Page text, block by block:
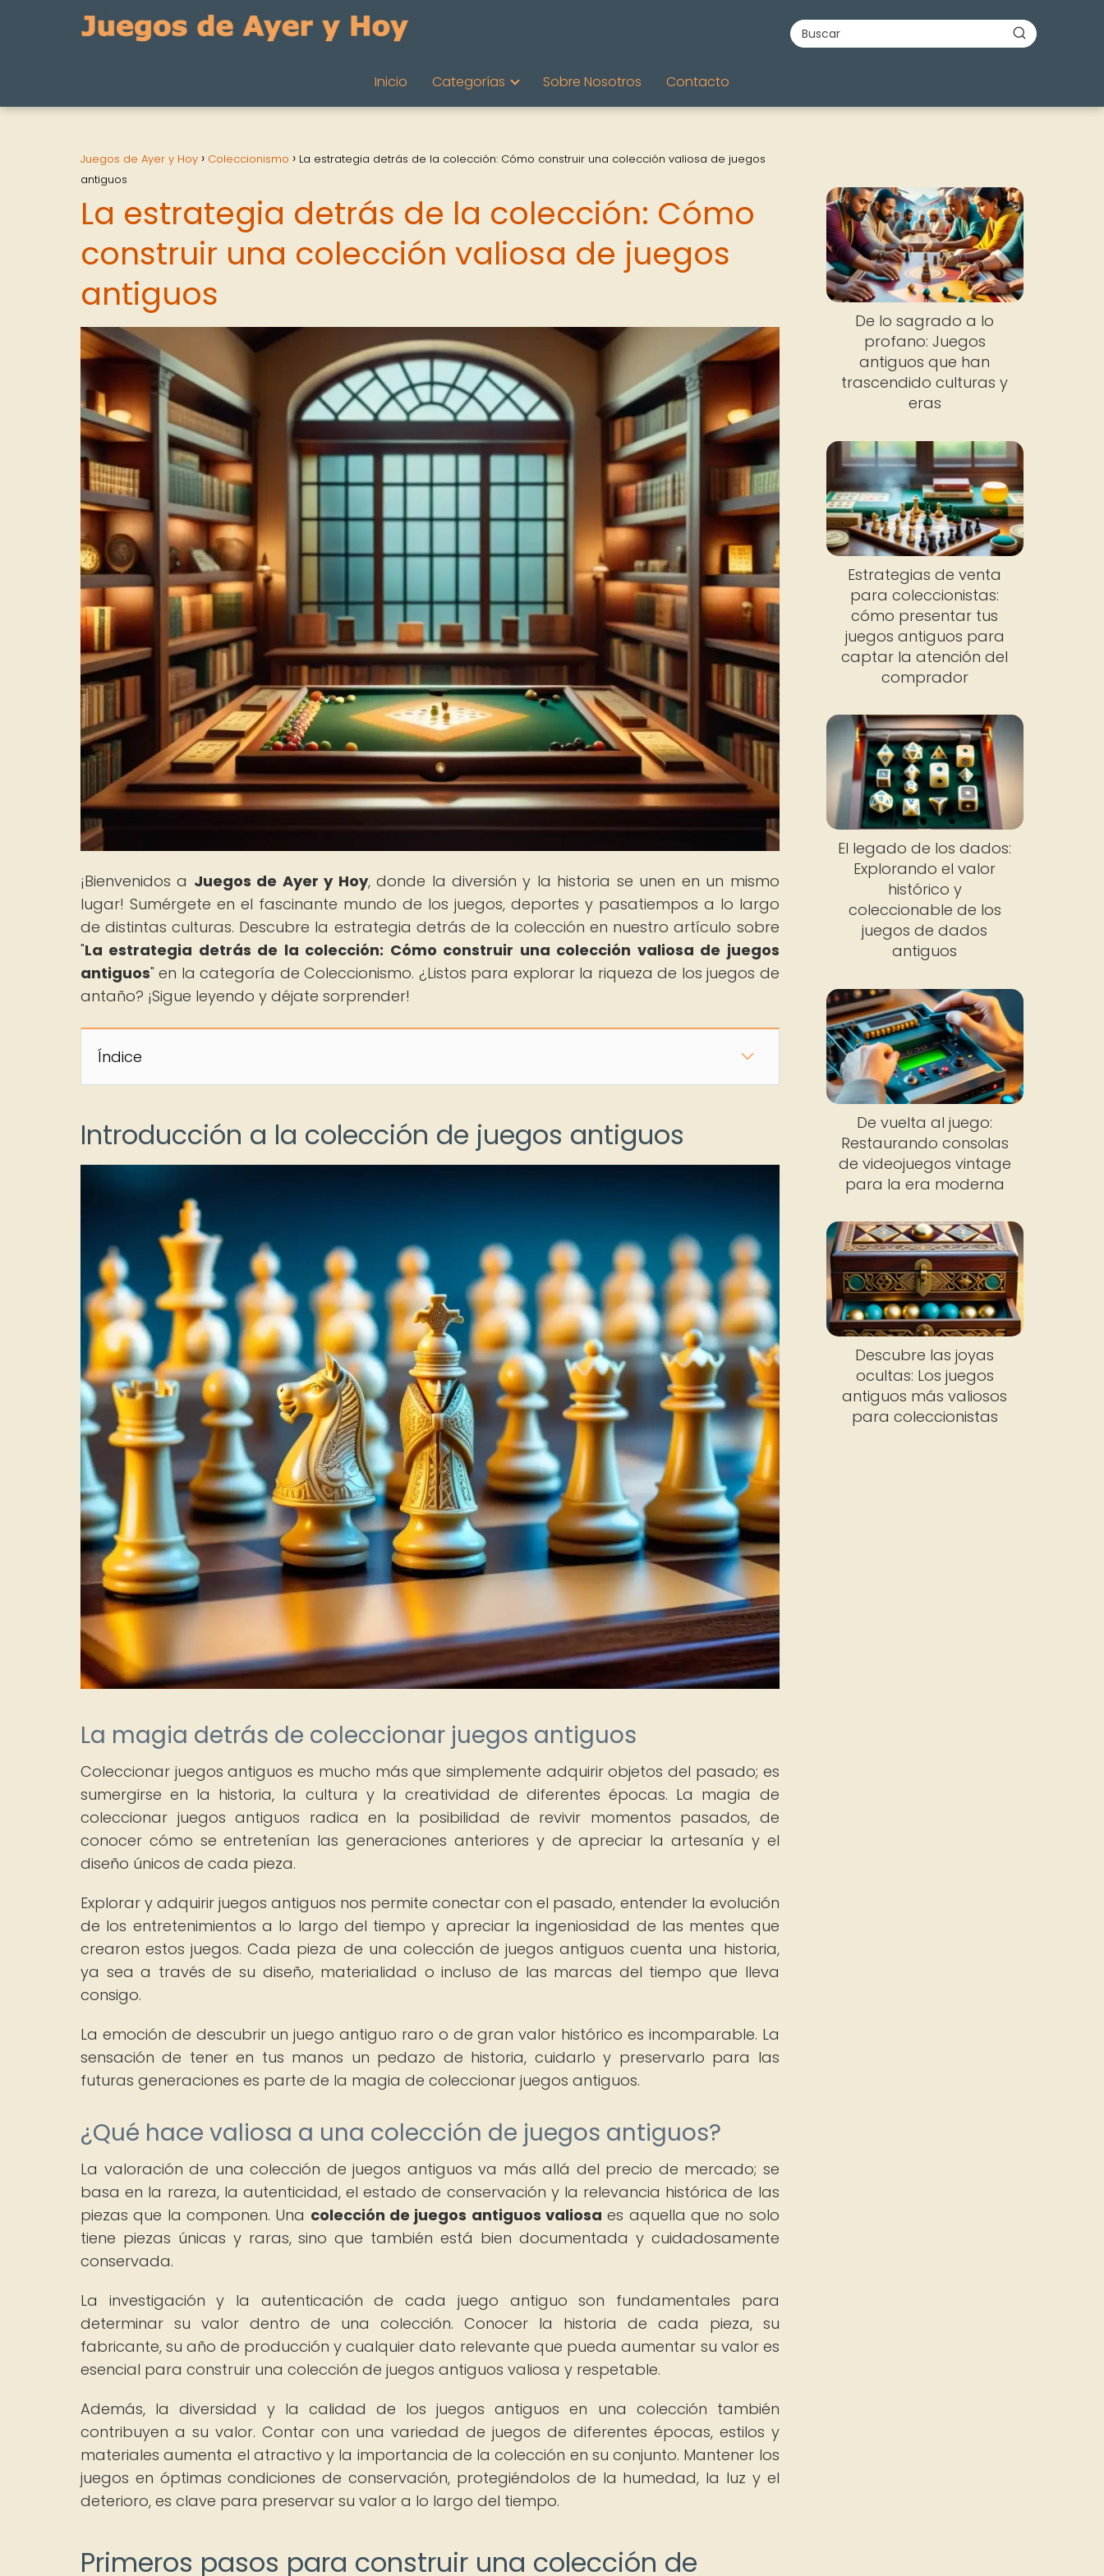
Inicio Categorías Sobre Nosotros Contacto
Juegos de Ayer y Hoy Coleccionismo
La estrategia detrás de la colección: Cómo construir una colección valiosa de juegos
antiguos
La estrategia detrás de la colección: Cómo
construir una colección valiosa de juegos
antiguos
¡Bienvenidos a Juegos de Ayer y Hoy, donde la diversión y la historia se unen en un mismo
lugar! Sumérgete en el fascinante mundo de los juegos, deportes y pasatiempos a lo largo
de distintas culturas. Descubre la estrategia detrás de la colección en nuestro artículo sobre
"La estrategia detrás de la colección: Cómo construir una colección valiosa de juegos
antiguos" en la categoría de Coleccionismo. ¿Listos para explorar la riqueza de los juegos de
antaño? ¡Sigue leyendo y déjate sorprender!
Índice
Introducción a la colección de juegos antiguos
La magia detrás de coleccionar juegos antiguos
Coleccionar juegos antiguos es mucho más que simplemente adquirir objetos del pasado; es
sumergirse en la historia, la cultura y la creatividad de diferentes épocas. La magia de
coleccionar juegos antiguos radica en la posibilidad de revivir momentos pasados, de
conocer cómo se entretenían las generaciones anteriores y de apreciar la artesanía y el
diseño únicos de cada pieza.
Explorar y adquirir juegos antiguos nos permite conectar con el pasado, entender la evolución
de los entretenimientos a lo largo del tiempo y apreciar la ingeniosidad de las mentes que
crearon estos juegos. Cada pieza de una colección de juegos antiguos cuenta una historia,
ya sea a través de su diseño, materialidad o incluso de las marcas del tiempo que lleva
consigo.
La emoción de descubrir un juego antiguo raro o de gran valor histórico es incomparable. La
sensación de tener en tus manos un pedazo de historia, cuidarlo y preservarlo para las
futuras generaciones es parte de la magia de coleccionar juegos antiguos.
¿Qué hace valiosa a una colección de juegos antiguos?
La valoración de una colección de juegos antiguos va más allá del precio de mercado; se
basa en la rareza, la autenticidad, el estado de conservación y la relevancia histórica de las
piezas que la componen. Una colección de juegos antiguos valiosa es aquella que no solo
tiene piezas únicas y raras, sino que también está bien documentada y cuidadosamente
conservada.
La investigación y la autenticación de cada juego antiguo son fundamentales para
determinar su valor dentro de una colección. Conocer la historia de cada pieza, su
fabricante, su año de producción y cualquier dato relevante que pueda aumentar su valor es
esencial para construir una colección de juegos antiguos valiosa y respetable.
Además, la diversidad y la calidad de los juegos antiguos en una colección también
contribuyen a su valor. Contar con una variedad de juegos de diferentes épocas, estilos y
materiales aumenta el atractivo y la importancia de la colección en su conjunto. Mantener los
juegos en óptimas condiciones de conservación, protegiéndolos de la humedad, la luz y el
deterioro, es clave para preservar su valor a lo largo del tiempo.
Primeros pasos para construir una colección de
De lo sagrado a lo
profano: Juegos
antiguos que han
trascendido culturas y
eras
Estrategias de venta
para coleccionistas:
cómo presentar tus
juegos antiguos para
captar la atención del
comprador
El legado de los dados:
Explorando el valor
histórico y
coleccionable de los
juegos de dados
antiguos
De vuelta al juego:
Restaurando consolas
de videojuegos vintage
para la era moderna
Descubre las joyas
ocultas: Los juegos
antiguos más valiosos
para coleccionistas